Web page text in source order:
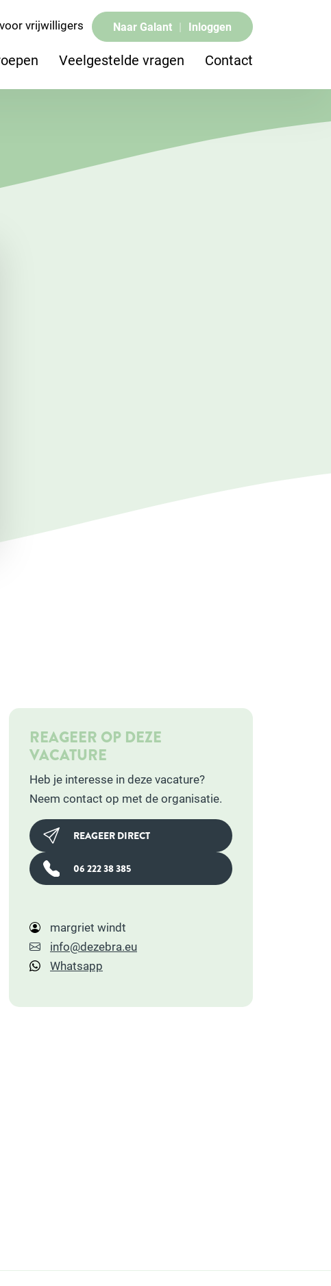
vrijwilligers Naar Galant | Inloggen
Veelgestelde vragen Contact
REAGEER OP DEZE
VACATURE
Heb je interesse in deze vacature?
Neem contact op met de organisatie.
REAGEER DIRECT
06 222 38 385
margriet windt
info@dezebra.eu
Whatsapp